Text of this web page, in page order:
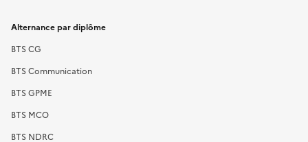
Alternance par diplôme
BTS CG
BTS Communication
BTS GPME
BTS MCO
BTS NDRC